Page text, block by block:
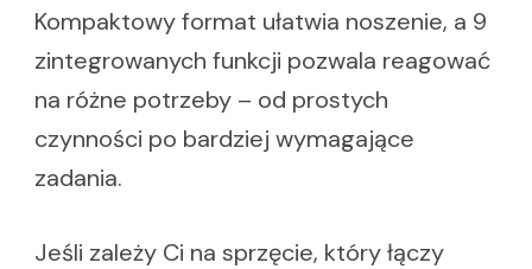
Kompaktowy format ułatwia noszenie, a 9
zintegrowanych funkcji pozwala reagować
na różne potrzeby – od prostych
czynności po bardziej wymagające
zadania.
Jeśli zależy Ci na sprzęcie, który łączy